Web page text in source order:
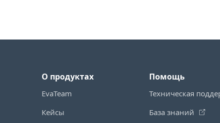
О продуктах
EvaTeam
Кейсы
Помощь
Техническая
База знаний